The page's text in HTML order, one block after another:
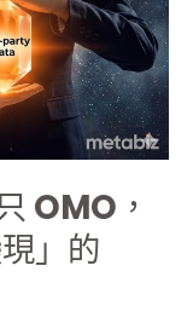
OMO，
」的